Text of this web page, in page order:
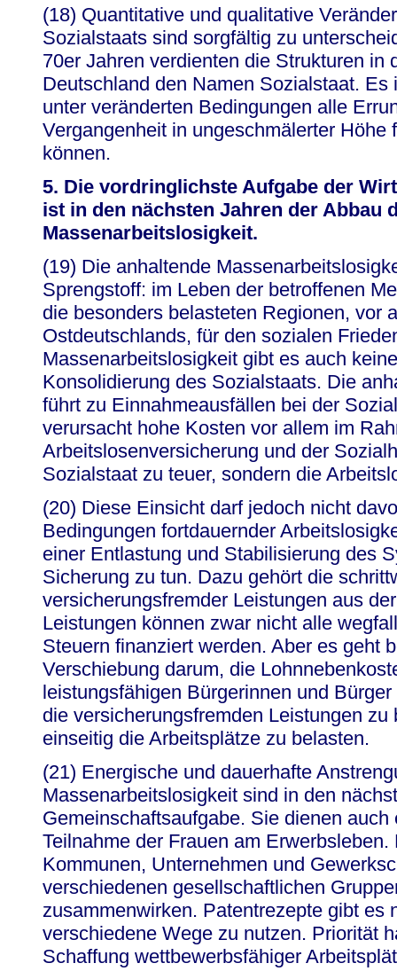
(18) Quantitative und qualitative
Sozialstaats sind sorgfältig zu
70er Jahren verdienten die Strukturen in
Deutschland den Namen Sozialstaat.
unter veränderten Bedingungen alle
Vergangenheit in ungeschmälerter Höhe
können.
5. Die vordringlichste Aufgabe der
ist in den nächsten Jahren der Abbau
Massenarbeitslosigkeit.
(19) Die anhaltende
Sprengstoff: im Leben der betroffenen
die besonders belasteten Regionen, vor
Ostdeutschlands, für den sozialen
Massenarbeitslosigkeit gibt es auch
Konsolidierung des Sozialstaats. Die
führt zu Einnahmeausfällen bei der
verursacht hohe Kosten vor allem im
Arbeitslosenversicherung und der
Sozialstaat zu teuer, sondern die
(20) Diese Einsicht darf jedoch nicht
Bedingungen fortdauernder
einer Entlastung und Stabilisierung des
Sicherung zu tun. Dazu gehört die
versicherungsfremder Leistungen aus
Leistungen können zwar nicht alle
Steuern finanziert werden. Aber es geht
Verschiebung darum, die
leistungsfähigen Bürgerinnen und
die versicherungsfremden Leistungen
einseitig die Arbeitsplätze zu belasten.
(21) Energische und dauerhafte
Massenarbeitslosigkeit sind in den
Gemeinschaftsaufgabe. Sie dienen
Teilnahme der Frauen am
Kommunen, Unternehmen und
verschiedenen gesellschaftlichen
zusammenwirken. Patentrezepte gibt es
verschiedene Wege zu nutzen. Priorität
Schaffung wettbewerbsfähiger